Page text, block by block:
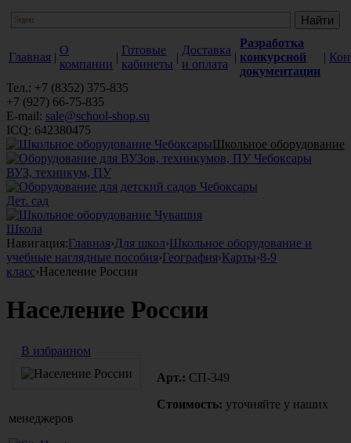
Главная |
О
компании
|
Готовые
кабинеты
|
Доставка
и оплата
|
Разработка
конкурсной
документации
|
Тел.: +7 (8352) 375-835
+7 (927) 66-75-835
E-mail: sale@school-shop.su
ICQ: 642380475
Школьное оборудование
ВУЗ, техникум, ПУ
Дет. сад
Школа
Навигация:Главная›Для школ›Школьное оборудование и
учебные наглядные пособия›География›Карты›8-9
класс›Население России
Население России
В избранном
Арт.: СП-349
Стоимость: уточняйте у наших
менеджеров